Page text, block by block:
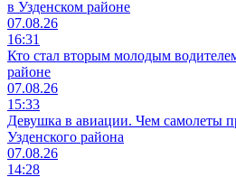
в Узденском районе
07.08.26
16:31
Кто стал вторым молодым
районе
07.08.26
15:33
Девушка в авиации. Чем самолеты
Узденского района
07.08.26
14:28